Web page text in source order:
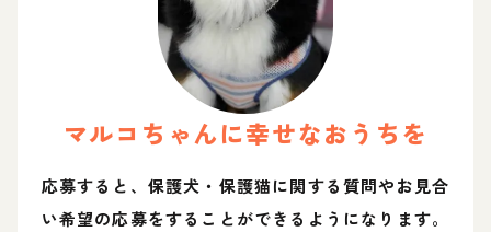
マルコ ちゃんに幸せなおうちを
応募すると、保護犬・保護猫に関する質問やお見合
い希望の応募をすることができるようになります。